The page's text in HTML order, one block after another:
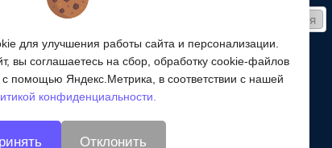
Подписаться
Согласен на обработку персональных данных
Мы в соцсетях:
для улучшения работы сайта и персонализации.
вы соглашаетесь на сбор, обработку cookie-файлов
с помощью Яндекс.Метрика, в соответствии с нашей
конфиденциальности.
Отклонить